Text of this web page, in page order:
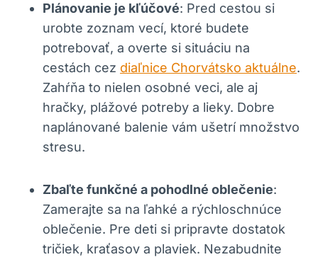
Plánovanie je kľúčové: Pred cestou si
urobte zoznam vecí, ktoré budete
potrebovať, a overte si situáciu na
cestách cez diaľnice Chorvátsko aktuálne.
Zahŕňa to nielen osobné veci, ale aj
hračky, plážové potreby a lieky. Dobre
naplánované balenie vám ušetrí množstvo
stresu.
Zbaľte funkčné a pohodlné oblečenie:
Zamerajte sa na ľahké a rýchloschnúce
oblečenie. Pre deti si pripravte dostatok
tričiek, kraťasov a plaviek. Nezabudnite